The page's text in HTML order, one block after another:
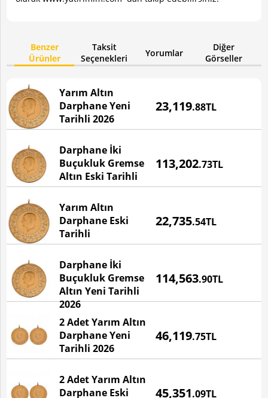
Benzer
Ürünler
Taksit
Seçenekleri
Yorumlar
Diğer
Görseller
Yarım Altın
Darphane Yeni
Tarihli 2026
23,119.88TL
Darphane İki
Buçukluk Gremse
Altın Eski Tarihli
113,202.73TL
Yarım Altın
Darphane Eski
Tarihli
22,735.54TL
Darphane İki
Buçukluk Gremse
Altın Yeni Tarihli
2026
114,563.90TL
2 Adet Yarım Altın
Darphane Yeni
Tarihli 2026
46,119.75TL
2 Adet Yarım Altın
Darphane Eski
45,351.09TL
BU ÜRÜN STOKTA YOKTUR!